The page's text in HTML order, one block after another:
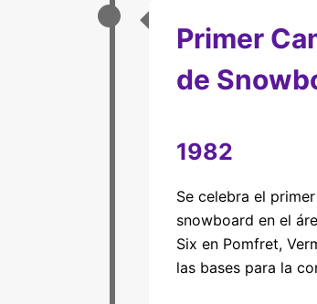
Primer
de
1982
Se celebra el
snowboard en el
Six en Pomfret,
las bases para la